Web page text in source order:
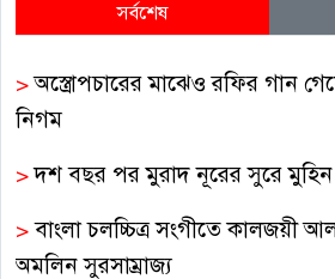
সর্বশেষ
>অস্ত্রোপচারের মাঝেও রফির গান
নিগম
>দশ বছর পর মুরাদ নূরের সুরে
>বাংলা চলচ্চিত্র সংগীতে কালজয়ী
অমলিন সুরসাম্রাজ্য